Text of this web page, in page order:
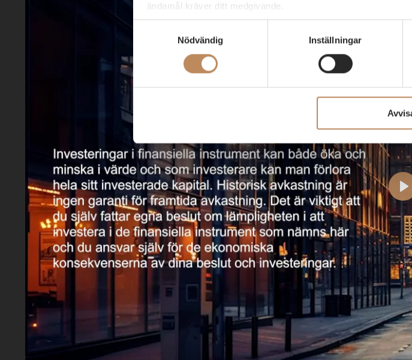
ändamål kräver ditt medgivande.
Du kan när som helst ändra eller dra tillbaka ditt samtycke till
ytterligare frågor kring ABGSC AB:s behandling av dina
dataprotection@abgsc.com
Nödvändig
Inställningar